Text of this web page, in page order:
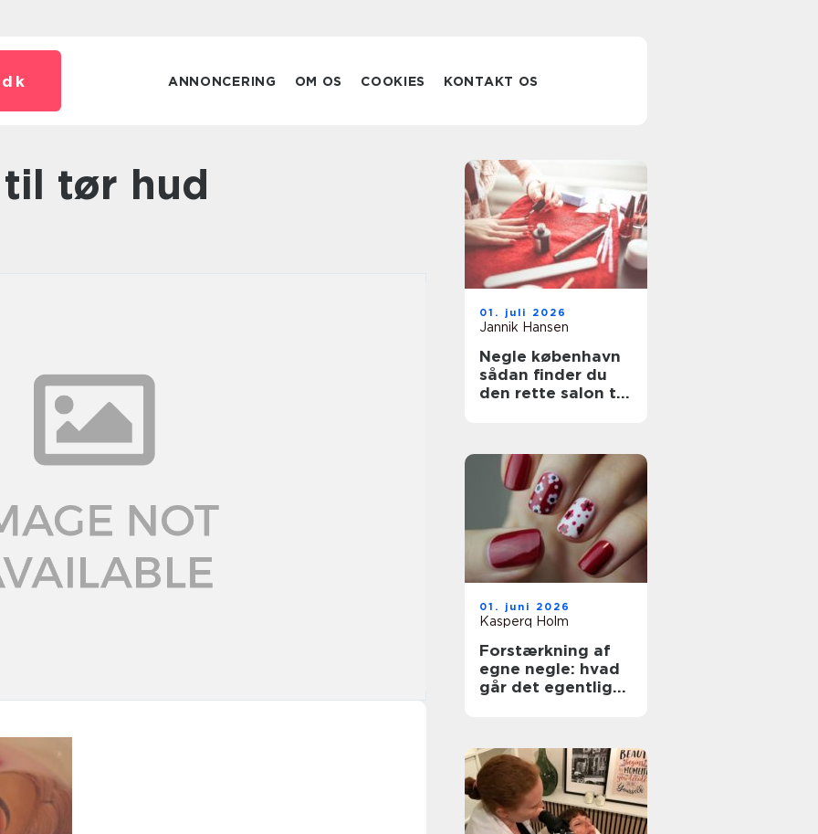
dk ANNONCERING OM OS COOKIES KONTAKT OS
til tør hud
01. juli 2026
Jannik Hansen
Negle københavn
sådan finder du
den rette salon til
01. juni 2026
Kasperq Holm
Forstærkning af
egne negle: hvad
går det egentlig